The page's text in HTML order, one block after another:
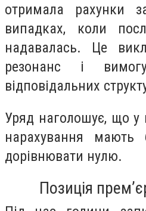
отримала рахунки
випадках, коли
надавалась. Це
резонанс і
відповідальних
Уряд наголошує, що у
нарахування мають
дорівнювати нулю.
Позиція